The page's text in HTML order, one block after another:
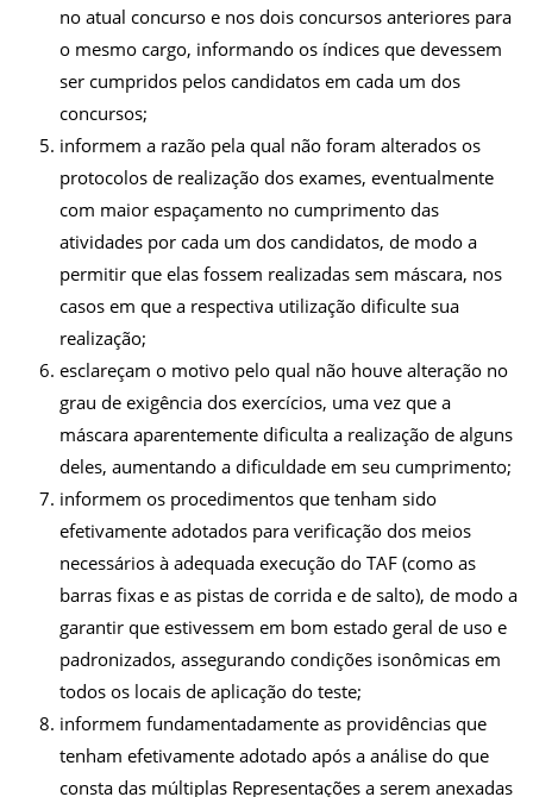
no atual concurso e nos dois concursos anteriores para
o mesmo cargo, informando os índices que devessem
ser cumpridos pelos candidatos em cada um dos
concursos;
informem a razão pela qual não foram alterados os
protocolos de realização dos exames, eventualmente
com maior espaçamento no cumprimento das
atividades por cada um dos candidatos, de modo a
permitir que elas fossem realizadas sem máscara, nos
casos em que a respectiva utilização dificulte sua
realização;
esclareçam o motivo pelo qual não houve alteração no
grau de exigência dos exercícios, uma vez que a
máscara aparentemente dificulta a realização de alguns
deles, aumentando a dificuldade em seu cumprimento;
informem os procedimentos que tenham sido
efetivamente adotados para verificação dos meios
necessários à adequada execução do TAF (como as
barras fixas e as pistas de corrida e de salto), de modo a
garantir que estivessem em bom estado geral de uso e
padronizados, assegurando condições isonômicas em
todos os locais de aplicação do teste;
informem fundamentadamente as providências que
tenham efetivamente adotado após a análise do que
consta das múltiplas Representações a serem anexadas